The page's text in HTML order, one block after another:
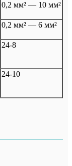
0,2 мм² — 10 мм²
0,2 мм² — 6 мм²
24-8
24-10